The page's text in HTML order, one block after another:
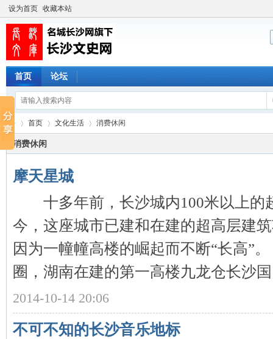
设为首页 收藏本站
首页 论坛
›
首页
›
文化生活 消费休闲
消费休闲
摩天星城
十多年前，长沙城内100米以上的
今，这座城市已建和在建的超高层建
因为一幢幢高楼的崛起而不断“长高
圈，湖南在建的第一高楼九龙仓长沙
2014-10-14 20:06
不可不知的长沙音乐地标